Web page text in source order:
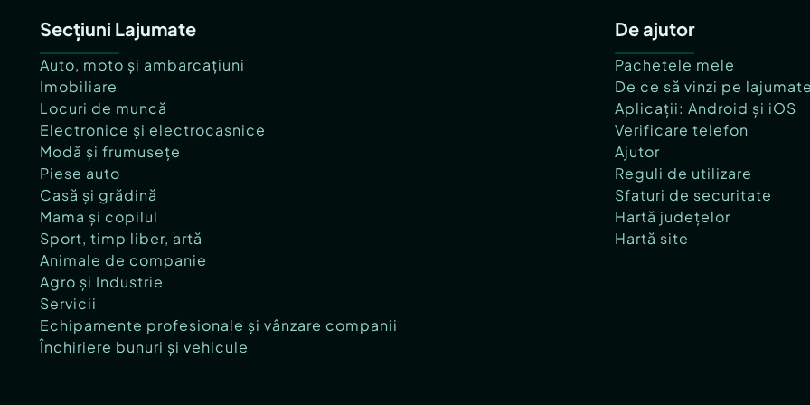
Secțiuni Lajumate
Auto, moto și ambarcațiuni
Imobiliare
Locuri de muncă
Electronice și electrocasnice
Modă și frumusețe
Piese auto
Casă și grădină
Mama și copilul
Sport, timp liber, artă
Animale de companie
Agro și Industrie
Servicii
Echipamente profesionale și vânzare companii
Închiriere bunuri și vehicule
De ajutor
Pachetele mele
De ce să vinzi pe
Aplicații: Android și iOS
Verificare telefon
Ajutor
Reguli de utilizare
Sfaturi de securitate
Hartă județelor
Hartă site